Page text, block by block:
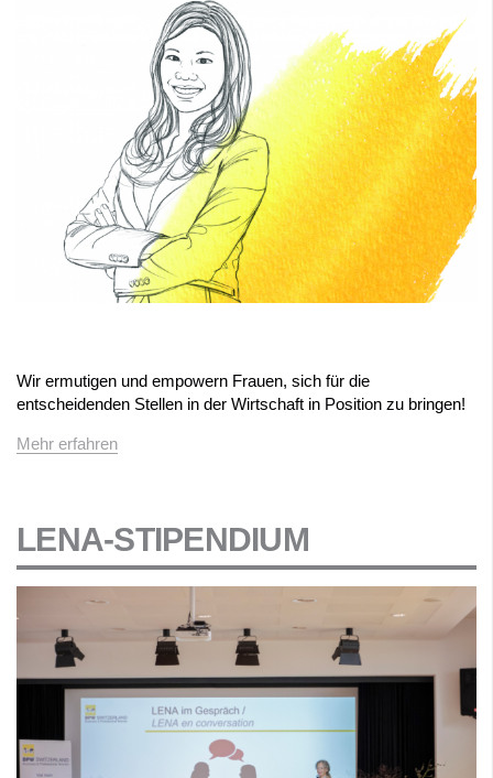
Wir ermutigen und empowern Frauen, sich für die
entscheidenden Stellen in der Wirtschaft in Position zu bringen!
Mehr erfahren
LENA-STIPENDIUM